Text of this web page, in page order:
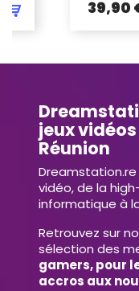
39,90
jeux
Réunion
Dreamstation.re
vidéo, de la
informatique à
Retrouvez sur
sélection des
gamers, pour
accros aux